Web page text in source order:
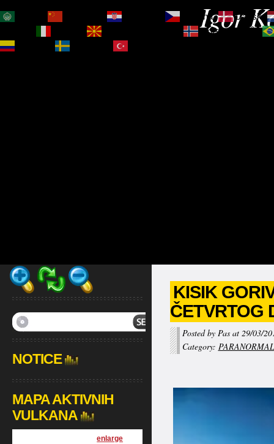
Igor
KISIK
ČETVRTOG
Posted by Pas at 29/03/
Category:
NOTICE
MAPA AKTIVNIH
VULKANA
[enlarge
Čeština‎
Dansk
Norsk bokmål